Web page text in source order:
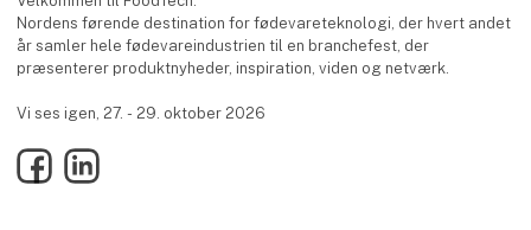
Nordens førende destination for fødevareteknologi, der hvert andet
år samler hele fødevareindustrien til en branchefest, der
præsenterer produktnyheder, inspiration, viden og netværk.
Vi ses igen, 27. - 29. oktober 2026
FacebookLinkedIn